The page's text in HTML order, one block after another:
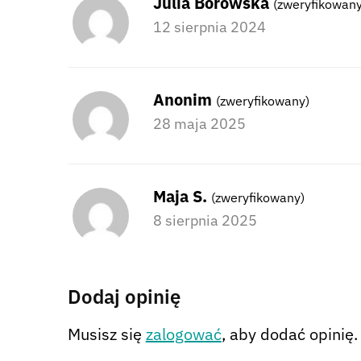
12 sierpnia 2024
Anonim (zweryfikowany)
28 maja 2025
Maja S. (zweryfikowany)
8 sierpnia 2025
Dodaj opinię
Musisz się zalogować, aby dodać opinię.